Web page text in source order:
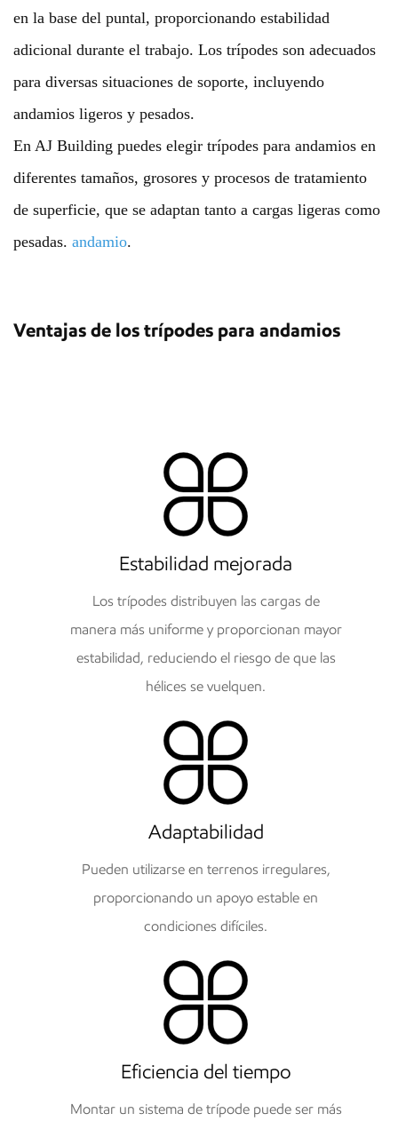
en la base del puntal, proporcionando estabilidad
adicional durante el trabajo. Los trípodes son adecuados
para diversas situaciones de soporte, incluyendo
andamios ligeros y pesados.
En AJ Building puedes elegir trípodes para andamios en
diferentes tamaños, grosores y procesos de tratamiento
de superficie, que se adaptan tanto a cargas ligeras como
pesadas. andamio.
Ventajas de los trípodes para andamios
Estabilidad mejorada
Los trípodes distribuyen las cargas de
manera más uniforme y proporcionan mayor
estabilidad, reduciendo el riesgo de que las
hélices se vuelquen.
Adaptabilidad
Pueden utilizarse en terrenos irregulares,
proporcionando un apoyo estable en
condiciones difíciles.
Eficiencia del tiempo
Montar un sistema de trípode puede ser más